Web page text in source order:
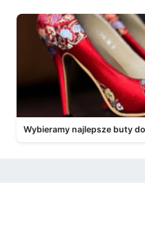
Wybieramy najlepsze buty